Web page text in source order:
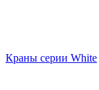
Краны серии White